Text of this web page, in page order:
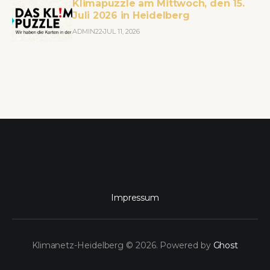
Klimapuzzle am Mittwoch, den 15.
Juli 2026 in Heidelberg
ADMIN22 JUL 11, 2026
Impressum
Klimanetz-Heidelberg © 2026. Powered by Ghost